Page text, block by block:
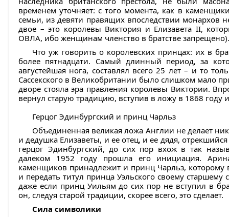
временем уточняет: с того момента, как в
семьи, из девяти правящих впоследствии монархов
двое – это королевы Виктория и Елизавета II,
ОВЛА, ибо женщинам членство в братстве запрещено).
Что уж говорить о королевских принцах: их в
более пятнадцати. Самый длинный период, за
августейшая нога, составлял всего 25 лет – и то
Сассекского в Великобритании было слишком мало
дворе стояла эра правления королевы Виктории.
вернул старую традицию, вступив в ложу в 1868 году
Герцог Эдинбургский и принц Чарльз
Объединенная великая ложа Англии не делает
и дедушка Елизаветы, и ее отец, и ее дядя,
герцог Эдинбургский, до сих пор вхож в так
далеком 1952 году прошла его инициация.
каменщиков принадлежит и принц Чарльз, которому
и передать титул принца Уэльского своему старшему
даже если принц Уильям до сих пор не вступил в
он, следуя старой традиции, скорее всего, это сделает.
Сила символики